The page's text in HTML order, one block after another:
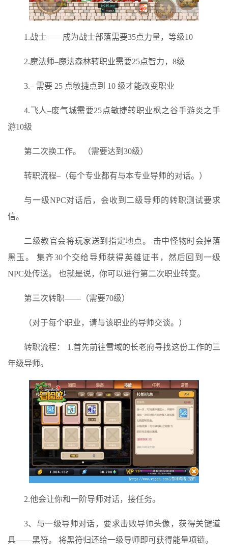
1.战士——成为战士部落需要35点力量，等级10
2.魔法师–魔法森林转职业需要25点智力，8级
3.– 需要 25 点敏捷点到 10 级才能改变职业
4.飞人–废气城需要25点敏捷转职业枫之谷手游炎之手
游10级
第二次换工作。 （需要达到30级）
转职流程–（每个专业都有与本专业导师的对话。）
与一级NPC对话后，会收到二级导师的转职测试要求
信。
二级教官会将玩家送到指定地点。 击中怪物时会掉落
黑玉。 集齐30个交给导师获得英雄证书，然后回到一级
NPC处传送。 也就是说，你可以进行第二次职业转变。
第三次转职——（需要70级）
（对于每个职业，请与该职业的导师交谈。）
转职流程： 1.首先前往雪域的长老府寻找这份工作的三
年级导师。
2.他会让你和一阶导师对话，接任务。
3、与一级导师对话，要求击败导师头像，获得关键道
具——黑符。 将黑符归还给一级导师即可获得能量项链。